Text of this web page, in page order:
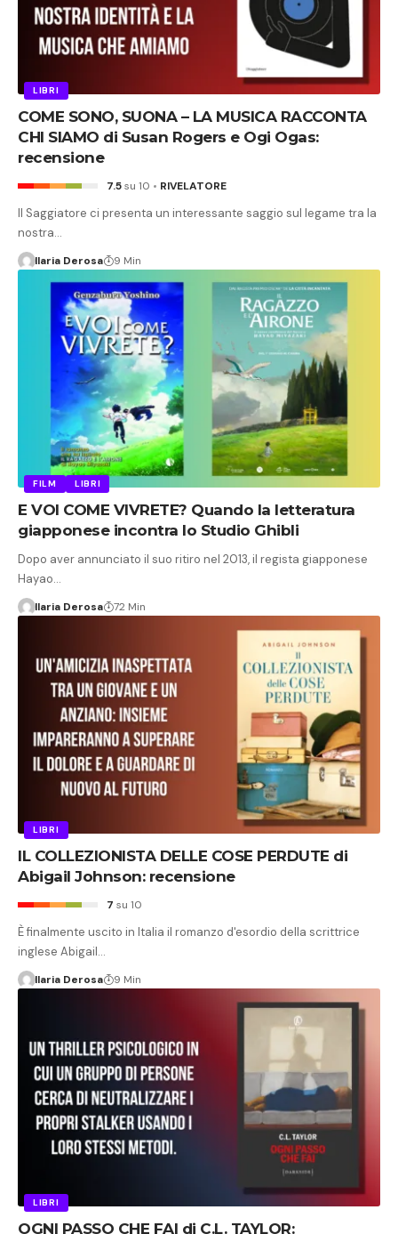
LIBRI
COME SONO, SUONA – LA MUSICA RACCONTA
CHI SIAMO di Susan Rogers e Ogi Ogas:
recensione
7.5su 10 RIVELATORE
Il Saggiatore ci presenta un interessante saggio sul legame tra la
nostra…
Ilaria Derosa 9 Min
FILM LIBRI
E VOI COME VIVRETE? Quando la letteratura
giapponese incontra lo Studio Ghibli
Dopo aver annunciato il suo ritiro nel 2013, il regista giapponese
Hayao…
Ilaria Derosa 72 Min
LIBRI
IL COLLEZIONISTA DELLE COSE PERDUTE di
Abigail Johnson: recensione
7 su 10
È finalmente uscito in Italia il romanzo d'esordio della scrittrice
inglese Abigail…
Ilaria Derosa 9 Min
LIBRI
OGNI PASSO CHE FAI di C.L. TAYLOR: